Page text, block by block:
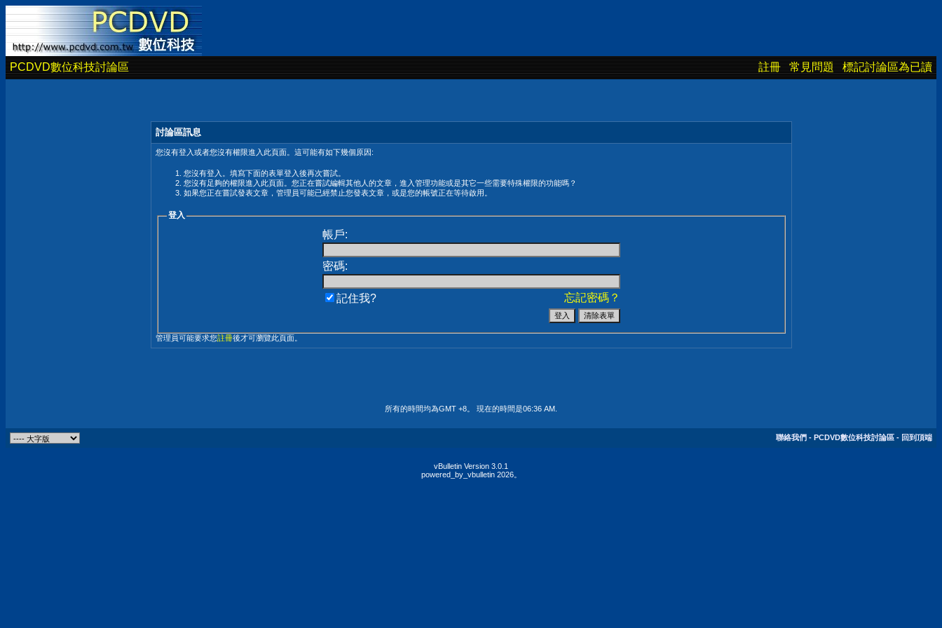
PCDVD數位科技討論區 註冊 常見問題 標記討論區為已讀
討論區訊息
您沒有登入或者您沒有權限進入此頁面。這可能有如下幾個原因:
您沒有登入。填寫下面的表單登入後再次嘗試。
您沒有足夠的權限進入此頁面。您正在嘗試編輯其他人的文章，進入管理功能或是其它一些需要特殊權限的功能嗎？
如果您正在嘗試發表文章，管理員可能已經禁止您發表文章，或是您的帳號正在等待啟用。
登入
帳戶:
密碼:
忘記密碼？
記住我?
管理員可能要求您註冊後才可瀏覽此頁面。
所有的時間均為GMT +8。 現在的時間是06:36 AM
聯絡我們 - PCDVD數位科技討論區 - 回到頂端
vBulletin Version 3.0.1
powered_by_vbulletin 2026。